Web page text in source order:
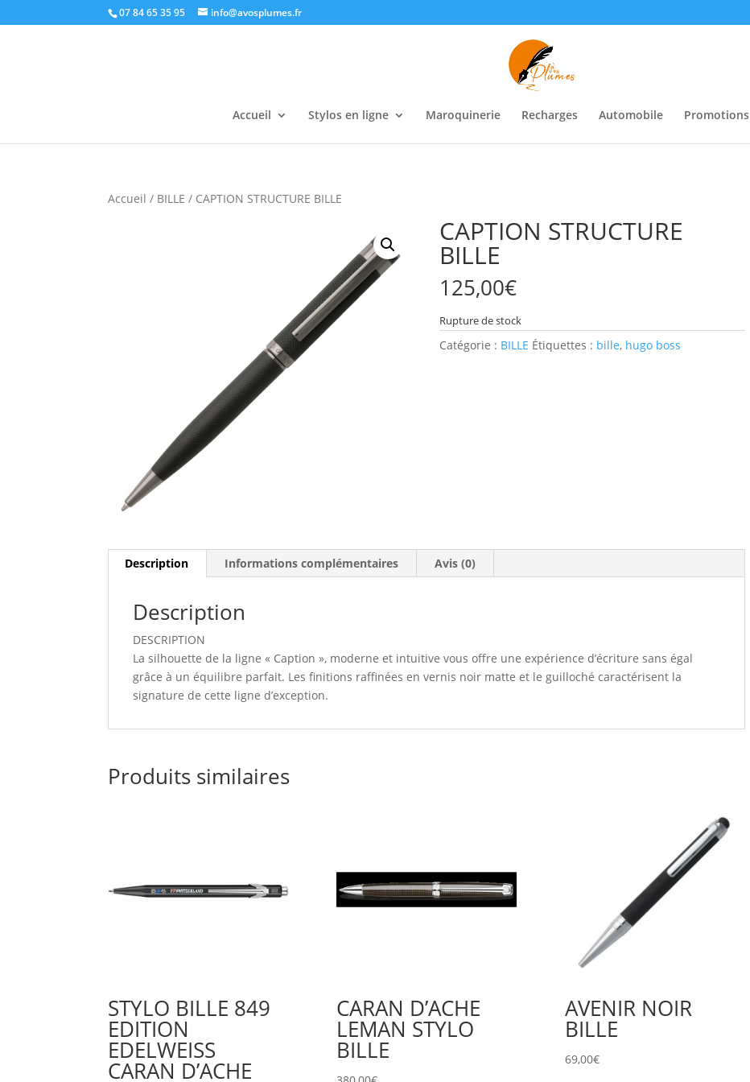
07 84 65 35 95 info@avosplumes.fr
Accueil Stylos en ligne Maroquinerie Recharges Automobile Promotions
Accueil / BILLE / CAPTION STRUCTURE BILLE
CAPTION STRUCTURE
BILLE
125,00€
Rupture de stock
Catégorie : BILLE Étiquettes : bille, hugo boss
Description Informations complémentaires Avis (0)
Description
DESCRIPTION
La silhouette de la ligne « Caption », moderne et intuitive vous offre une expérience d’écriture sans égal
grâce à un équilibre parfait. Les finitions raffinées en vernis noir matte et le guilloché caractérisent la
signature de cette ligne d’exception.
Produits similaires
STYLO BILLE 849
EDITION
EDELWEISS
CARAN D’ACHE
CARAN D’ACHE
LEMAN STYLO
BILLE
AVENIR NOIR
BILLE
69,00€